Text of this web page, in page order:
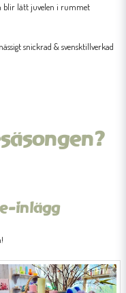
blir lätt juvelen i rummet
snickrad & svensktillverkad
inlägg